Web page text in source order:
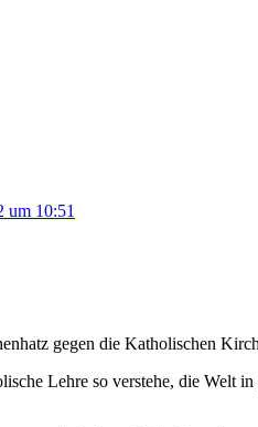
um 10:51
gegen die Katholischen
Lehre so verstehe, die Welt